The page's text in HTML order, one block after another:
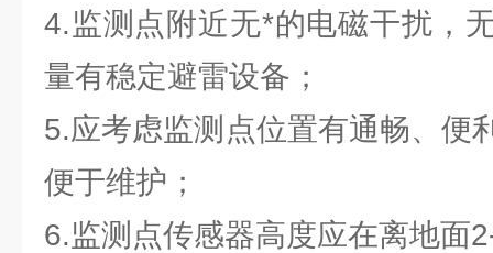
4.监测点附近无*的电磁干扰，
量有稳定避雷设备；
5.应考虑监测点位置有通畅、便
便于维护；
6.监测点传感器高度应在离地面